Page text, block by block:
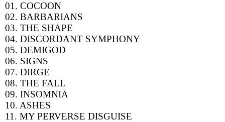
01. COCOON
02. BARBARIANS
03. THE SHAPE
04. DISCORDANT SYMPHONY
05. DEMIGOD
06. SIGNS
07. DIRGE
08. THE FALL
09. INSOMNIA
10. ASHES
11. MY PERVERSE DISGUISE